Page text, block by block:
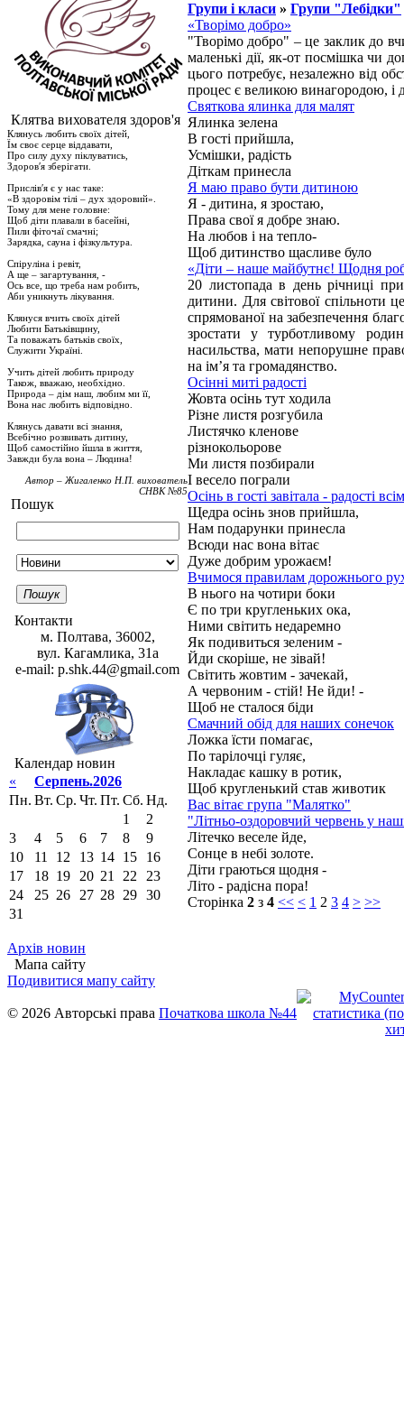
Клятва вихователя здоров'я
Клянусь любить своїх дітей,
Їм своє серце віддавати,
Про силу духу піклуватись,
Здоров′я зберігати.
Прислів′я є у нас таке:
«В здоровім тілі – дух здоровий».
Тому для мене головне:
Щоб діти плавали в басейні,
Пили фіточаї смачні;
Зарядка, сауна і фізкультура.
Спіруліна і ревіт,
А ще – загартування, -
Ось все, що треба нам робить,
Аби уникнуть лікування.
Клянуся вчить своїх дітей
Любити Батьківщину,
Та поважать батьків своїх,
Служити Україні.
Учить дітей любить природу
Також, вважаю, необхідно.
Природа – дім наш, любим ми її,
Вона нас любить відповідно.
Клянусь давати всі знання,
Всебічно розвивать дитину,
Щоб самостійно йшла в життя,
Завжди була вона – Людина!
Автор – Жигаленко Н.П. вихователь
СНВК №85
Пошук
Пошук
Контакти
м. Полтава, 36002,
вул. Кагамлика, 31а
e-mail: p.shk.44@gmail.com
Календар новин
«
Серпень.2026
Пн. Вт. Ср. Чт. Пт. Сб. Нд.
1
2
3
4 5 6 7 8
9
10
11 12 13 14 15
16
17
18 19 20 21 22
23
24
25 26 27 28 29 30
31
Архів новин
Мапа сайту
Подивитися мапу сайту
Групи і класи » Групи "Лебідки"
«Творімо добро»
"Творімо добро" – це заклик до
маленькі дії, як-от посмішка чи
цього потребує, незалежно від
процес є великою винагородою, і
Святкова ялинка для малят
Ялинка зелена
В гості прийшла,
Усмішки, радість
Діткам принесла
Я маю право бути дитиною
Я - дитина, я зростаю,
Права свої я добре знаю.
На любов і на тепло-
Щоб дитинство щасливе було
«Діти – наше майбутнє! Щодня
20 листопада в день річниці
дитини. Для світової спільноти
спрямованої на забезпечення
зростати у турботливому
насильства, мати непорушне
на ім’я та громадянство.
Осінні миті радості
Жовта осінь тут ходила
Різне листя розгубила
Листячко кленове
різнокольорове
Ми листя позбирали
І весело пограли
Осінь в гості завітала - радості
Щедра осінь знов прийшла,
Нам подарунки принесла
Всюди нас вона вітає
Дуже добрим урожаєм!
Вчимося правилам дорожнього
В нього на чотири боки
Є по три кругленьких ока,
Ними світить недаремно
Як подивиться зеленим -
Йди скоріше, не зівай!
Світить жовтим - зачекай,
А червоним - стій! Не йди! -
Щоб не сталося біди
Смачний обід для наших сонечок
Ложка їсти помагає,
По тарілочці гуляє,
Накладає кашку в ротик,
Щоб кругленький став животик
Вас вітає група "Малятко"
"Літньо-оздоровчий червень у
Літечко веселе йде,
Сонце в небі золоте.
Діти граються щодня -
Літо - радісна пора!
Сторінка 2 з 4 << < 1 2 3 4 > >>
© 2026 Авторські права Початкова школа №44